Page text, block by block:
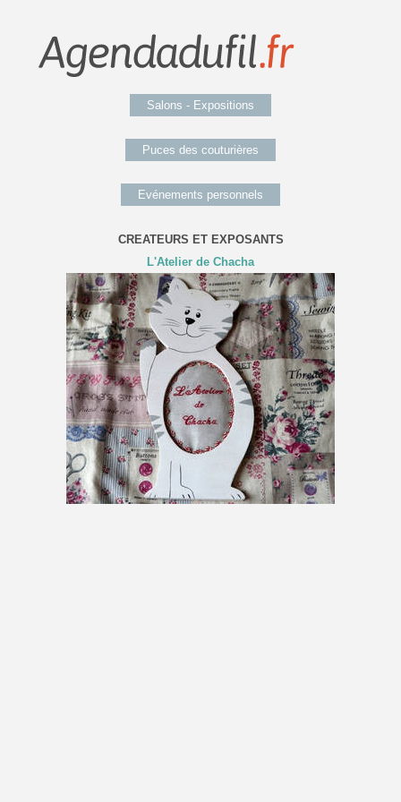
Salons - Expositions
Puces des couturières
Evénements personnels
CREATEURS ET EXPOSANTS
L'Atelier de Chacha